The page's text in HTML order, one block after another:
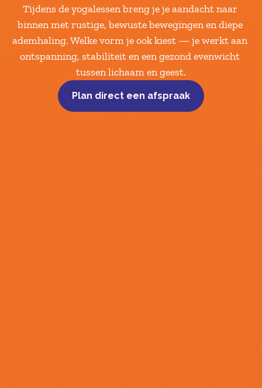
Tijdens de yogalessen breng je je aandacht naar
binnen met rustige, bewuste bewegingen en diepe
ademhaling. Welke vorm je ook kiest — je werkt aan
ontspanning, stabiliteit en een gezond evenwicht
tussen lichaam en geest.
Plan direct een afspraak